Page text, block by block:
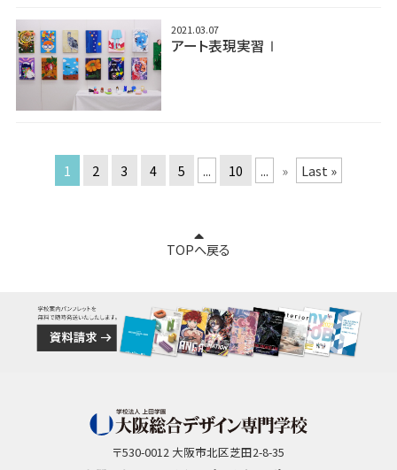
2021.03.07
アート表現実習Ⅰ
1 2 3 4 5 ... 10 ... » Last »
TOPへ戻る
〒530-0012 大阪市北区芝田2-8-35